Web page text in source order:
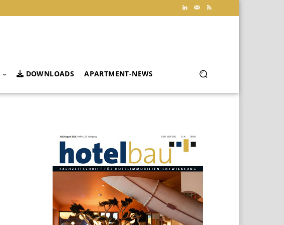
DOWNLOADS APARTMENT-NEWS